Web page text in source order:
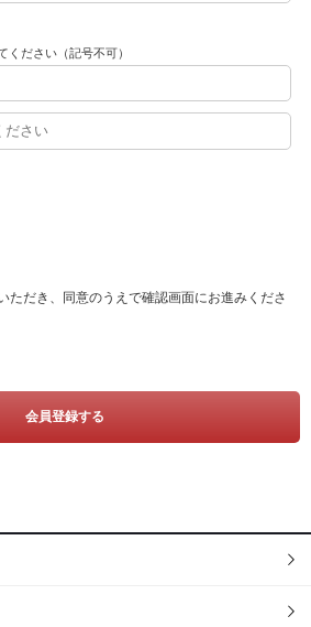
Momentum(モメンタム)
Phantom(ファントム)
Defy(デファイ)
ください（記号不可）
ただき、同意のうえで確認画面にお進みくださ